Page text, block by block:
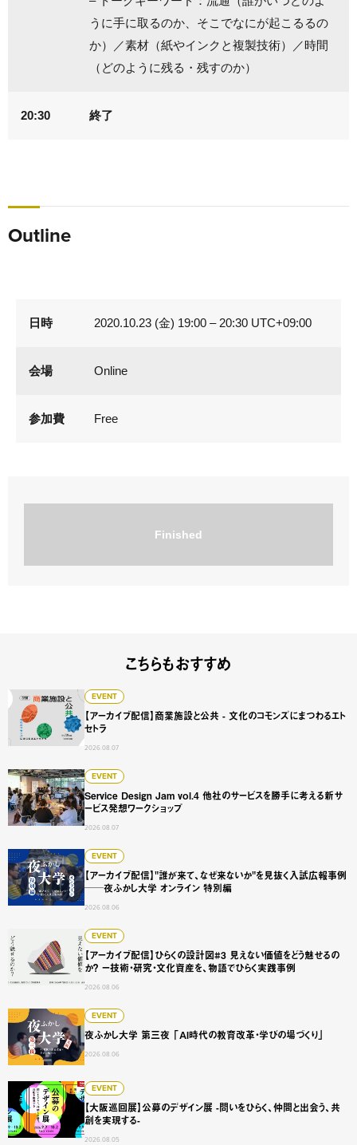
うに手に取るのか、そこでなにが起こるるの
か）／素材（紙やインクと複製技術）／時間
（どのように残る・残すのか）
20:30 終了
Outline
日時 2020.10.23 (金) 19:00 – 20:30 UTC+09:00
会場 Online
参加費 Free
Finished
こちらもおすすめ
EVENT
【アーカイブ配信】商業施設と公共 - 文化のコモンズにまつわるエト
セトラ
2026.08.07
【アーカイブ配信】商業施設と公共 - 文化のコモンズにまつ
EVENT
Service Design Jam vol.4 他社のサービスを勝手に考える新サ
ービス発想ワークショップ
2026.08.07
Service Design Jam vol.4 他社のサービスを勝手に考える
EVENT
【アーカイブ配信】"誰が来て、なぜ来ないか"を見抜く入試広報事例
──夜ふかし大学 オンライン 特別編
2026.08.06
【アーカイブ配信】"誰が来て、なぜ来ないか"を見抜く入
EVENT
【アーカイブ配信】ひらくの設計図#3 見えない価値をどう魅せるの
か？ ー技術・研究・文化資産を、物語でひらく実践事例
2026.08.06
【アーカイブ配信】ひらくの設計図#3 見えない価値をどう
EVENT
夜ふかし大学 第三夜 「AI時代の教育改革・学びの場づくり」
2026.08.06
夜ふかし大学 第三夜 「AI時代の教育改革・学びの場づくり」
EVENT
【大阪巡回展】公募のデザイン展 -問いをひらく、仲間と出会う、共
創を実現する-
2026.08.05
【大阪巡回展】公募のデザイン展 -問いをひらく、仲間と出